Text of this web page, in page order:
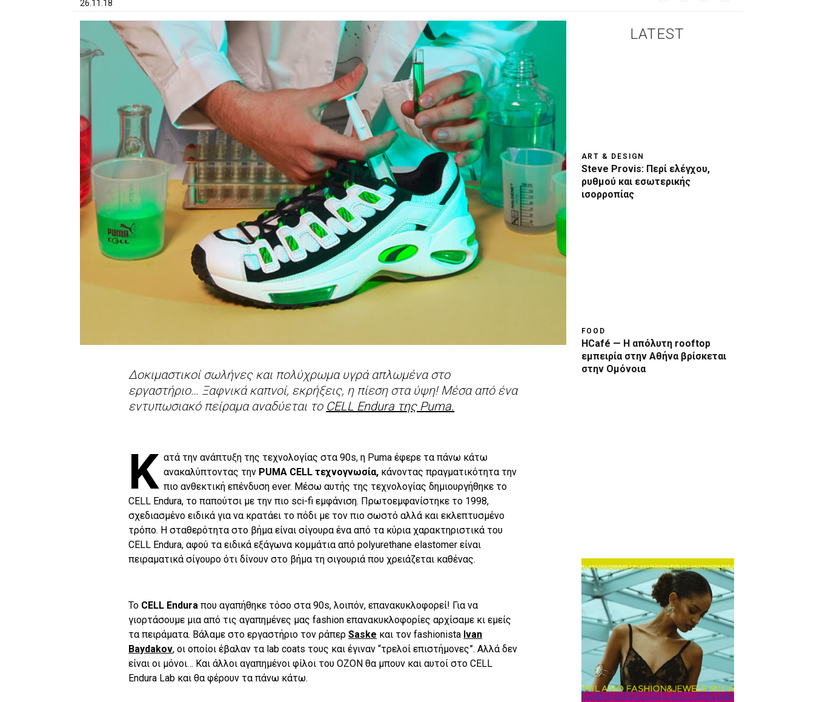
26.11.18
Δοκιμαστικοί σωλήνες και πολύχρωμα υγρά απλωμένα στο
εργαστήριο… Ξαφνικά καπνοί, εκρήξεις, η πίεση στα ύψη! Μέσα από ένα
εντυπωσιακό πείραμα αναδύεται το CELL Endura της Puma.
Κ ατά την ανάπτυξη της τεχνολογίας στα 90s, η Puma έφερε τα πάνω κάτω
ανακαλύπτοντας την PUMA CELL τεχνογνωσία, κάνοντας πραγματικότητα την
πιο ανθεκτική επένδυση ever. Μέσω αυτής της τεχνολογίας δημιουργήθηκε το
CELL Endura, το παπούτσι με την πιο sci-fi εμφάνιση. Πρωτοεμφανίστηκε το 1998,
σχεδιασμένο ειδικά για να κρατάει το πόδι με τον πιο σωστό αλλά και εκλεπτυσμένο
τρόπο. Η σταθερότητα στο βήμα είναι σίγουρα ένα από τα κύρια χαρακτηριστικά του
CELL Endura, αφού τα ειδικά εξάγωνα κομμάτια από polyurethane elastomer είναι
πειραματικά σίγουρο ότι δίνουν στο βήμα τη σιγουριά που χρειάζεται καθένας.
Το CELL Endura που αγαπήθηκε τόσο στα 90s, λοιπόν, επανακυκλοφορεί! Για να
γιορτάσουμε μια από τις αγαπημένες μας fashion επανακυκλοφορίες αρχίσαμε κι εμείς
τα πειράματα. Βάλαμε στο εργαστήριο τον ράπερ Saske και τον fashionista Ιvan
Βaydakov, οι οποίοι έβαλαν τα lab coats τους και έγιναν “τρελοί επιστήμονες”. Αλλά δεν
είναι οι μόνοι… Και άλλοι αγαπημένοι φίλοι του ΟΖΟΝ θα μπουν και αυτοί στο CELL
Endura Lab και θα φέρουν τα πάνω κάτω.
LATEST
ART & DESIGN
Steve Provis: Περί ελέγχου,
ρυθμού και εσωτερικής
ισορροπίας
FOOD
HCafé — Η απόλυτη rooftop
εμπειρία στην Αθήνα βρίσκεται
στην Ομόνοια